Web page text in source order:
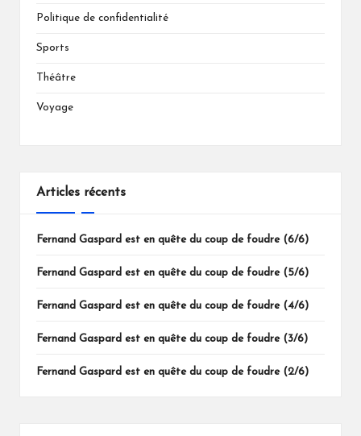
Politique de confidentialité
Sports
Théâtre
Voyage
Articles récents
Fernand Gaspard est en quête du coup de foudre (6/6)
Fernand Gaspard est en quête du coup de foudre (5/6)
Fernand Gaspard est en quête du coup de foudre (4/6)
Fernand Gaspard est en quête du coup de foudre (3/6)
Fernand Gaspard est en quête du coup de foudre (2/6)